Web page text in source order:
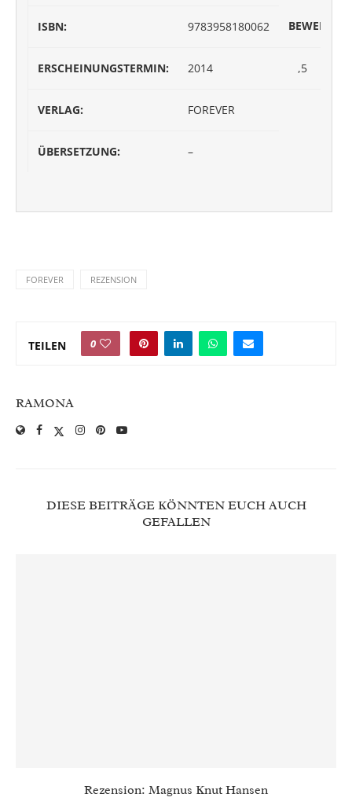
ISBN: 9783958180062
ERSCHEINUNGSTERMIN: 2014 ,5
VERLAG: FOREVER
ÜBERSETZUNG: –
FOREVER REZENSION
TEILEN 0
RAMONA
DIESE BEITRÄGE KÖNNTEN EUCH AUCH
GEFALLEN
Rezension: Magnus Knut Hansen